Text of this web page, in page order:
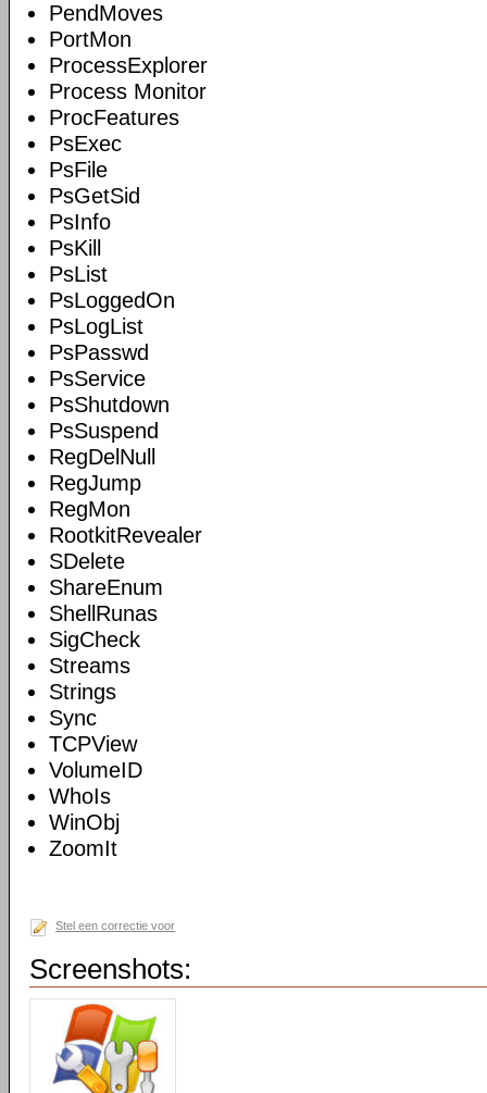
PendMoves
PortMon
ProcessExplorer
Process Monitor
ProcFeatures
PsExec
PsFile
PsGetSid
PsInfo
PsKill
PsList
PsLoggedOn
PsLogList
PsPasswd
PsService
PsShutdown
PsSuspend
RegDelNull
RegJump
RegMon
RootkitRevealer
SDelete
ShareEnum
ShellRunas
SigCheck
Streams
Strings
Sync
TCPView
VolumeID
WhoIs
WinObj
ZoomIt
Stel een correctie voor
Screenshots: